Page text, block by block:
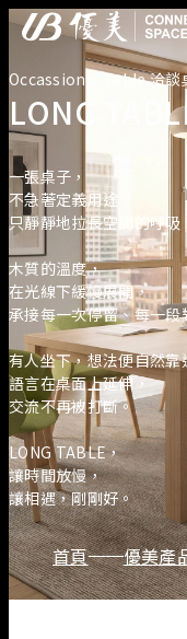
優美產品
精選案例
優美脈動
常見問題
關於優美
優美服務
人才招募
聯絡我們
Occassional Table 洽談
LONG
一張桌子，
不急著定義用途，
只靜靜地拉長空間的呼吸。
木質的溫度，
在光線下緩慢展開，
承接每一次停留、每一段
有人坐下，想法便自然靠
語言在桌面上延伸，
交流不再被打斷。
LONG TABLE，
讓時間放慢，
讓相遇，剛剛好。
首頁 優美產